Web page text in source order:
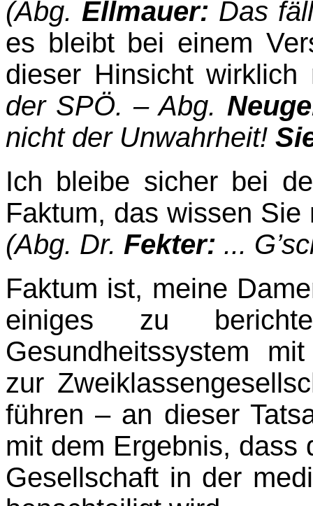
(Abg. Ellmauer: Das
es bleibt bei einem
dieser Hinsicht
der SPÖ. – Abg.
nicht der Unwahrheit!
Ich bleibe sicher bei
Faktum, das wissen
(Abg. Dr. Fekter: ...
Faktum ist, meine
einiges zu
Gesundheitssystem
zur
führen – an dieser
mit dem Ergebnis, dass
Gesellschaft in der